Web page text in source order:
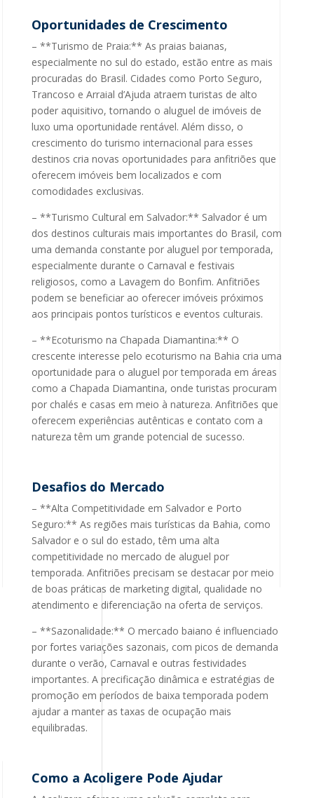
Oportunidades de Crescimento
– **Turismo de Praia:** As praias baianas,
especialmente no sul do estado, estão entre as mais
procuradas do Brasil. Cidades como Porto Seguro,
Trancoso e Arraial d’Ajuda atraem turistas de alto
poder aquisitivo, tornando o aluguel de imóveis de
luxo uma oportunidade rentável. Além disso, o
crescimento do turismo internacional para esses
destinos cria novas oportunidades para anfitriões que
oferecem imóveis bem localizados e com
comodidades exclusivas.
– **Turismo Cultural em Salvador:** Salvador é um
dos destinos culturais mais importantes do Brasil, com
uma demanda constante por aluguel por temporada,
especialmente durante o Carnaval e festivais
religiosos, como a Lavagem do Bonfim. Anfitriões
podem se beneficiar ao oferecer imóveis próximos
aos principais pontos turísticos e eventos culturais.
– **Ecoturismo na Chapada Diamantina:** O
crescente interesse pelo ecoturismo na Bahia cria uma
oportunidade para o aluguel por temporada em áreas
como a Chapada Diamantina, onde turistas procuram
por chalés e casas em meio à natureza. Anfitriões que
oferecem experiências autênticas e contato com a
natureza têm um grande potencial de sucesso.
Desafios do Mercado
– **Alta Competitividade em Salvador e Porto
Seguro:** As regiões mais turísticas da Bahia, como
Salvador e o sul do estado, têm uma alta
competitividade no mercado de aluguel por
temporada. Anfitriões precisam se destacar por meio
de boas práticas de marketing digital, qualidade no
atendimento e diferenciação na oferta de serviços.
– **Sazonalidade:** O mercado baiano é influenciado
por fortes variações sazonais, com picos de demanda
durante o verão, Carnaval e outras festividades
importantes. A precificação dinâmica e estratégias de
promoção em períodos de baixa temporada podem
ajudar a manter as taxas de ocupação mais
equilibradas.
Como a Acoligere Pode Ajudar